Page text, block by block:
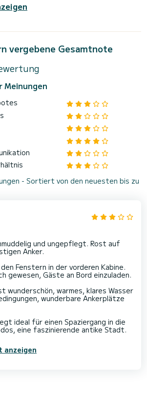
vergebene Gesamtnote
Meinungen
- Sortiert von den neuesten bis zu
und ungepflegt. Rost auf
Anker.
Fenstern in der vorderen Kabine.
gewesen, Gäste an Bord einzuladen.
wunderschön, warmes, klares Wasser
wunderbare Ankerplätze
ideal für einen Spaziergang in die
anzeigen